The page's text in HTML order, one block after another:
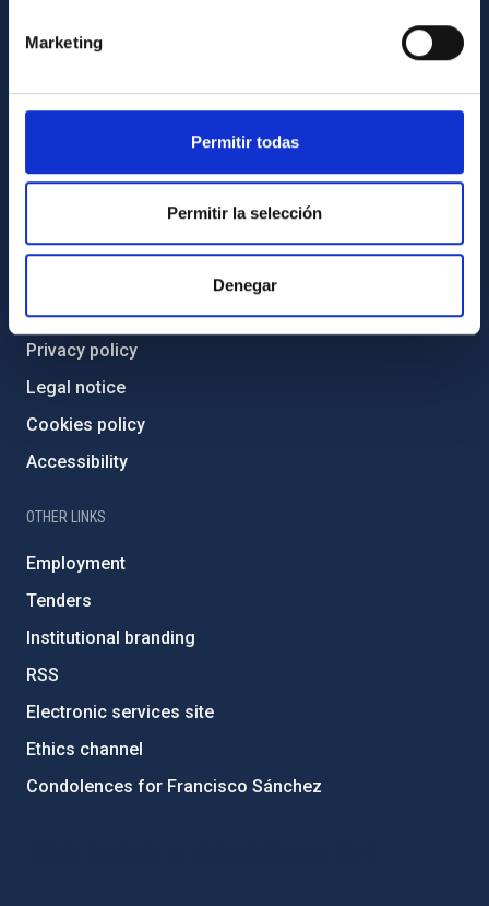
Marketing
Permitir todas
Permitir la selección
Denegar
IAC Projects
Severo Ochoa Programme
Sitemap
Privacy policy
Legal notice
Cookies policy
Accessibility
OTHER LINKS
Employment
Tenders
Institutional branding
RSS
Electronic services site
Ethics channel
Condolences for Francisco Sánchez